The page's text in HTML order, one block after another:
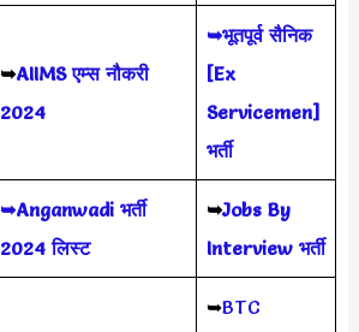
➥AIIMS एम्स नौकरी
2024
➥भूतपूर्व सैनिक
[Ex
Servicemen]
भर्ती
➥Anganwadi भर्ती
2024 लिस्ट
➥Jobs By
Interview भर्ती
➥BTC